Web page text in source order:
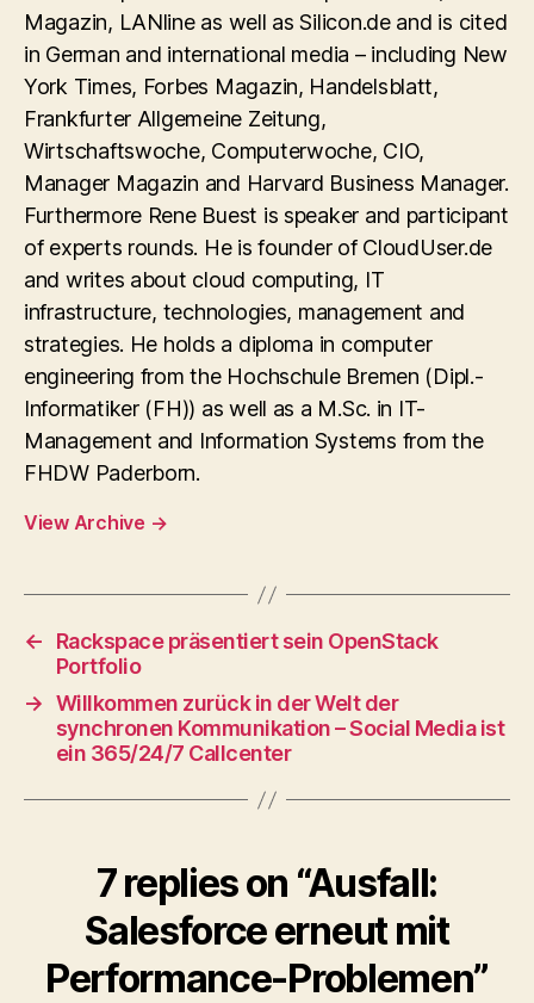
Magazin, LANline as well as Silicon.de and is cited
in German and international media – including New
York Times, Forbes Magazin, Handelsblatt,
Frankfurter Allgemeine Zeitung,
Wirtschaftswoche, Computerwoche, CIO,
Manager Magazin and Harvard Business Manager.
Furthermore Rene Buest is speaker and participant
of experts rounds. He is founder of CloudUser.de
and writes about cloud computing, IT
infrastructure, technologies, management and
strategies. He holds a diploma in computer
engineering from the Hochschule Bremen (Dipl.-
Informatiker (FH)) as well as a M.Sc. in IT-
Management and Information Systems from the
FHDW Paderborn.
View Archive →
←
Rackspace präsentiert sein OpenStack
Portfolio
→ Willkommen zurück in der Welt der
synchronen Kommunikation – Social Media ist
ein 365/24/7 Callcenter
7 replies on “Ausfall:
Salesforce erneut mit
Performance-Problemen”